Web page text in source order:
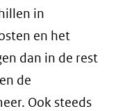
in
en het
dan in de rest
de
Ook steeds